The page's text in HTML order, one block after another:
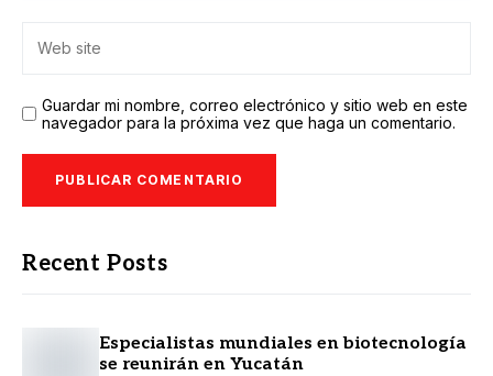
Guardar mi nombre, correo electrónico y sitio web en este
navegador para la próxima vez que haga un comentario.
Recent Posts
Especialistas mundiales en biotecnología
se reunirán en Yucatán